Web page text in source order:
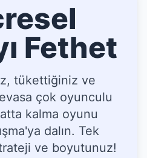
Fethet
tükettiğiniz ve
çok oyunculu
kalma oyunu
dalın. Tek
ve boyutunuz!